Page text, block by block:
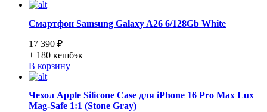
Смартфон Samsung Galaxy A26 6/128Gb White
17 390 ₽
+ 180 кешбэк
В корзину
Чехол Apple Silicone Case для iPhone 16 Pro Max Lux
Mag-Safe 1:1 (Stone Gray)